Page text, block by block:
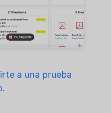
a una prueba
.